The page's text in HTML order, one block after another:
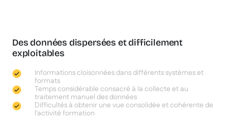
Des données dispersées et difficilement
exploitables
Informations cloisonnées dans différents systèmes et
formats
Temps considérable consacré à la collecte et au
traitement manuel des données
Difficultés à obtenir une vue consolidée et cohérente de
l'activité formation